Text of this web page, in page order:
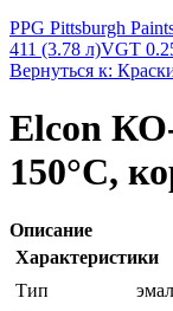
PPG Pittsburgh
411 (3.78 л)VGT
Вернуться к:
Elcon
150°C,
Описание
Характеристики
Тип